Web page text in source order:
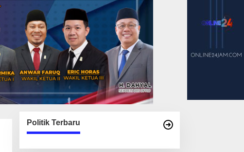
Politik Terbaru